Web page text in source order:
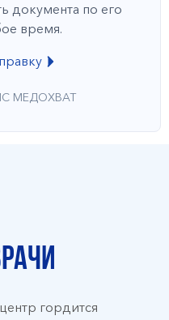
документа по его
время.
МЕДОХВАТ
гордится